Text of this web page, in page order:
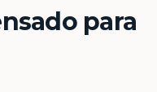
para